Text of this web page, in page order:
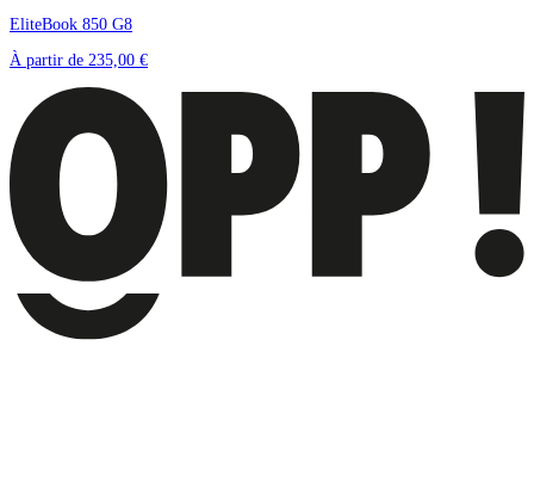
EliteBook 850 G8
À partir de 235,00 €